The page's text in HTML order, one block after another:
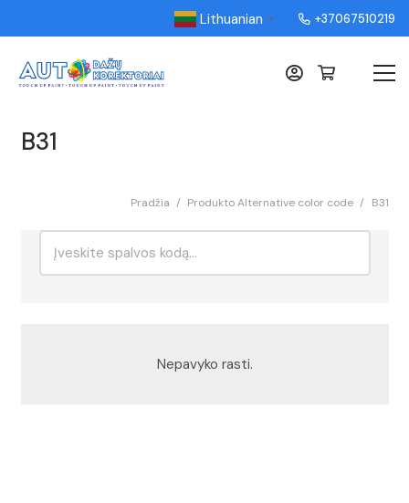
Lithuanian ▼ +37067510219
B31
Pradžia / Produkto Alternative color code / B31
Nepavyko rasti.